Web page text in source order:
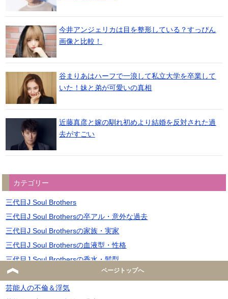
今井アンジェリカは目を整形している？すっぴん
画像と比較！
谷まりあはハーフで一浪して私立大学を卒業して
いた！妹と弟が可愛いの真相
近藤真彦と嫁の馴れ初めより結婚を反対された過
去がすごい
カテゴリー
三代目J Soul Brothers
三代目J Soul Brothersの卒アル・意外な過去
三代目J Soul Brothersの家族・実家
三代目J Soul Brothersの血液型・性格
三代目J Soul Brothersの香水・髪型
元ジャニーズの脱退理由・現在
芸能人の不倫＆浮気
ページトップへ